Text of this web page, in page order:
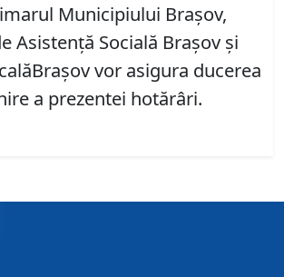
Municipiului Braşov,
Asistenţă Socială Braşov şi
vor asigura ducerea
a prezentei hotărâri.